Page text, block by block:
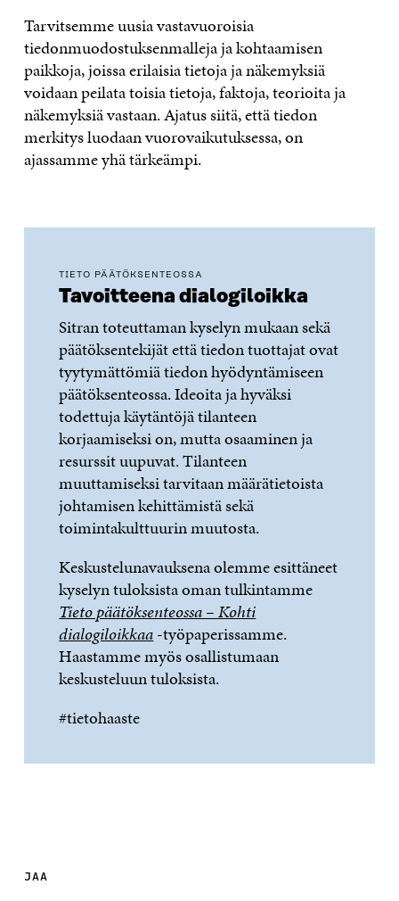
Tarvitsemme uusia vastavuoroisia
tiedonmuodostuksenmalleja ja kohtaamisen
paikkoja, joissa erilaisia tietoja ja näkemyksiä
voidaan peilata toisia tietoja, faktoja, teorioita ja
näkemyksiä vastaan. Ajatus siitä, että tiedon
merkitys luodaan vuorovaikutuksessa, on
ajassamme yhä tärkeämpi.
TIETO PÄÄTÖKSENTEOSSA
Tavoitteena dialogiloikka
Sitran toteuttaman kyselyn mukaan sekä
päätöksentekijät että tiedon tuottajat ovat
tyytymättömiä tiedon hyödyntämiseen
päätöksenteossa. Ideoita ja hyväksi
todettuja käytäntöjä tilanteen
korjaamiseksi on, mutta osaaminen ja
resurssit uupuvat. Tilanteen
muuttamiseksi tarvitaan määrätietoista
johtamisen kehittämistä sekä
toimintakulttuurin muutosta.
Keskustelunavauksena olemme esittäneet
kyselyn tuloksista oman tulkintamme
Tieto päätöksenteossa – Kohti
dialogiloikkaa-työpaperissamme.
Haastamme myös osallistumaan
keskusteluun tuloksista.
#tietohaaste
JAA